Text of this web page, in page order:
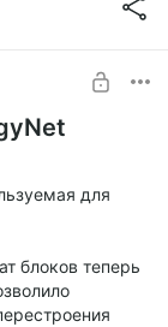
для
блоков теперь